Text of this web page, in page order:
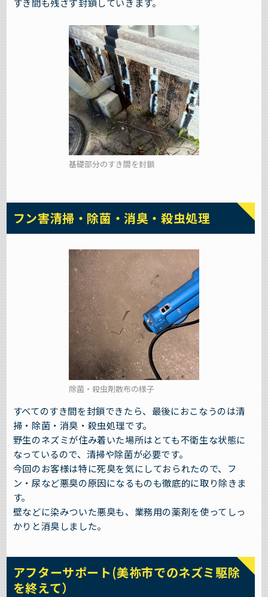
基礎部分のすき間を封鎖
フン害清掃・除菌・消臭・殺虫処理
除菌・殺虫剤散布の様子
すべてのすき間を封鎖できたら、最後におこなうのは清
掃・除菌・消臭・殺虫処理です。
野生のネズミが住み着いた場所はとても不衛生な状態に
なっているので、清掃や除菌が必要です。
今回のお客様は特に死臭を気にしておられたので、フ
ン・尿など悪臭の原因になるものも徹底的に取り除きま
す。
壁などに染みついた悪臭も、業務用の薬剤を使ってしっ
かりと消臭しました。
アフターサポート(美祢市でのネズミ駆除
を終えて）